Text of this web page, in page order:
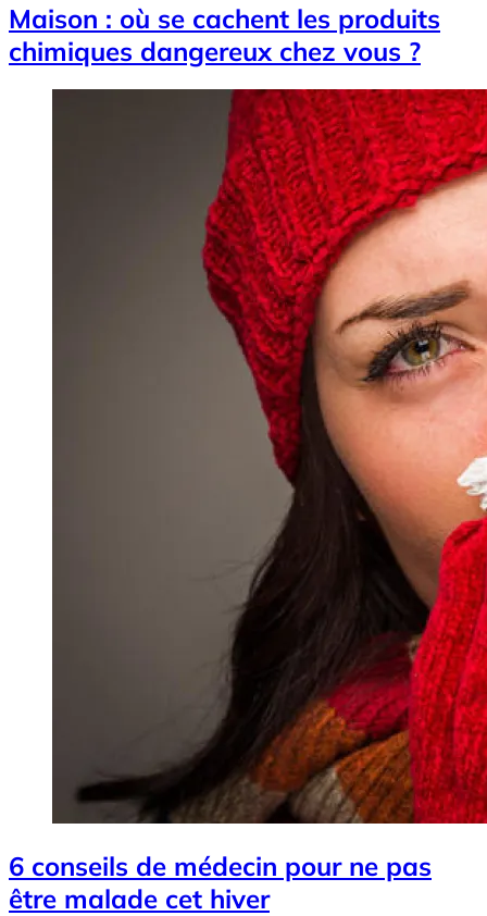
Maison : où se cachent les produits
chimiques dangereux chez vous ?
6 conseils de médecin pour ne pas
être malade cet hiver